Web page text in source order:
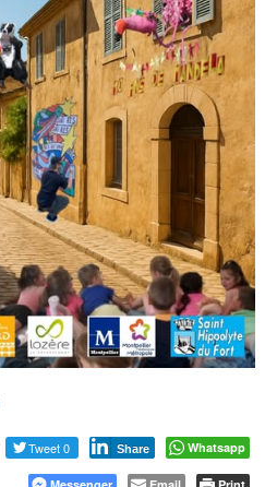
Tweet 0 Share Whatsapp